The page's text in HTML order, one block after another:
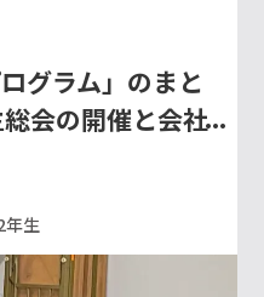
グラム」のまと
会の開催と会社
生